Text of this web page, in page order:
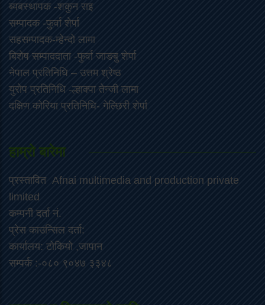
ब्यबस्थापक -शकुन राइ
सम्पादक -फुर्वा शेर्पा
सहसम्पादक-म्हेन्दो लामा
‍बिशेष सम्पाददाता -फुर्वा जा‌ङबु शेर्पा
नेपाल प्रतिनिधि – उत्तम श्रेष्ठ
युरोप प्रतिनिधि -ल्हाक्पा तेन्जी लामा
दक्षिण कोरिया प्रतिनिधि- गेल्छिरी शेर्पा
हाम्रो बारेमा
प्रस्तावित Afnai multimedia and production private
limited
कम्पनी दर्ता नं.
प्रेस काउन्सिल दर्ता:
कार्यालय: टोकियो ,जापान
सम्पर्क :-०८० ९०४७ ३३४८